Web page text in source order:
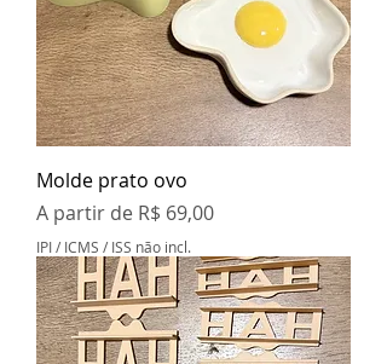
Molde prato ovo
A partir de R$ 69,00
Preço promocional
IPI / ICMS / ISS não incl.